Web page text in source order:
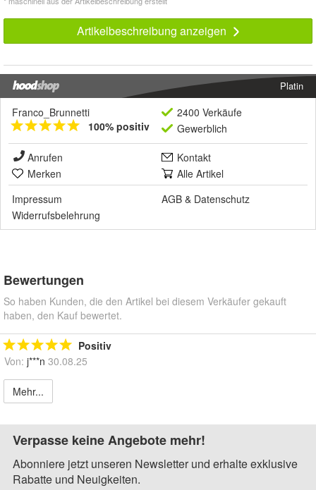
Artikelbeschreibung anzeigen
Platin
Franco_Brunnetti
100% positiv
2400 Verkäufe
Gewerblich
Anrufen
Kontakt
Merken
Alle Artikel
Impressum
AGB & Datenschutz
Widerrufsbelehrung
Bewertungen
So haben Kunden, die den Artikel bei diesem Verkäufer gekauft
haben, den Kauf bewertet.
Positiv
Von: j***n 30.08.25
Mehr...
Verpasse keine Angebote mehr!
Abonniere jetzt unseren Newsletter und erhalte exklusive
Rabatte und Neuigkeiten.